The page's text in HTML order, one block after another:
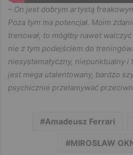
– On jest dobrym artystą
Poza tym ma potencjał. Moim
trenował, to mógłby nawet
nie z tym podejściem do
niesystematyczny, niepunktualny i
jest mega utalentowany, bardzo
psychicznie przełamywać
Amadeusz Ferrari
MIROSŁAW